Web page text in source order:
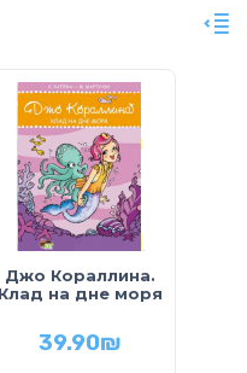
Джо Кораллина.
Клад на дне моря
39.90₪